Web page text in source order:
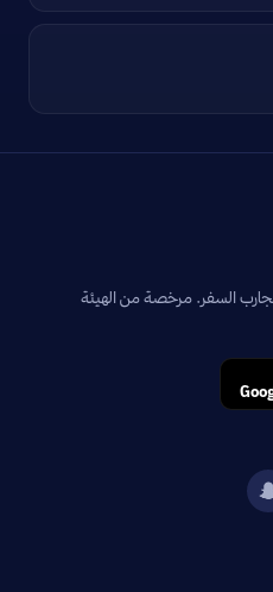
السفر. مرخصة من الهيئة